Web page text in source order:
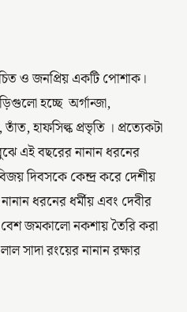
ও জনপ্রিয় একটি পোশাক।
হচ্ছে অর্গান্জা,
হাফসিল্ক প্রভৃতি । প্রত্যেকটা
এই বছরের নানান ধরনের
দিবসকে কেন্দ্র করে দেশীয়
ধরনের ধর্মীয় এবং দেবীর
জমকালো নকশায় তৈরি করা
সাদা রংয়ের নানান রক্ষার